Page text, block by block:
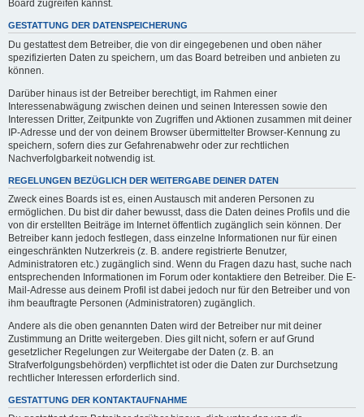
Board zugreifen kannst.
GESTATTUNG DER DATENSPEICHERUNG
Du gestattest dem Betreiber, die von dir eingegebenen und oben näher
spezifizierten Daten zu speichern, um das Board betreiben und anbieten zu
können.
Darüber hinaus ist der Betreiber berechtigt, im Rahmen einer
Interessenabwägung zwischen deinen und seinen Interessen sowie den
Interessen Dritter, Zeitpunkte von Zugriffen und Aktionen zusammen mit deiner
IP-Adresse und der von deinem Browser übermittelter Browser-Kennung zu
speichern, sofern dies zur Gefahrenabwehr oder zur rechtlichen
Nachverfolgbarkeit notwendig ist.
REGELUNGEN BEZÜGLICH DER WEITERGABE DEINER DATEN
Zweck eines Boards ist es, einen Austausch mit anderen Personen zu
ermöglichen. Du bist dir daher bewusst, dass die Daten deines Profils und die
von dir erstellten Beiträge im Internet öffentlich zugänglich sein können. Der
Betreiber kann jedoch festlegen, dass einzelne Informationen nur für einen
eingeschränkten Nutzerkreis (z. B. andere registrierte Benutzer,
Administratoren etc.) zugänglich sind. Wenn du Fragen dazu hast, suche nach
entsprechenden Informationen im Forum oder kontaktiere den Betreiber. Die E-
Mail-Adresse aus deinem Profil ist dabei jedoch nur für den Betreiber und von
ihm beauftragte Personen (Administratoren) zugänglich.
Andere als die oben genannten Daten wird der Betreiber nur mit deiner
Zustimmung an Dritte weitergeben. Dies gilt nicht, sofern er auf Grund
gesetzlicher Regelungen zur Weitergabe der Daten (z. B. an
Strafverfolgungsbehörden) verpflichtet ist oder die Daten zur Durchsetzung
rechtlicher Interessen erforderlich sind.
GESTATTUNG DER KONTAKTAUFNAHME